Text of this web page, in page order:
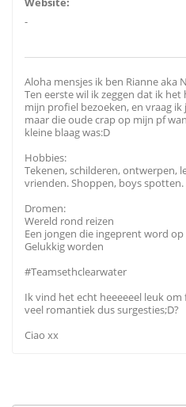
-
Aloha mensjes ik ben Rianne aka
Ten eerste wil ik zeggen dat ik
mijn profiel bezoeken, en vraag
maar die oude crap op mijn pf
kleine blaag was:D
Hobbies:
Tekenen, schilderen, ontwerpen,
vrienden. Shoppen, boys spotten.
Dromen:
Wereld rond reizen
Een jongen die ingeprent word
Gelukkig worden
#Teamsethclearwater
Ik vind het echt heeeeeel leuk
veel romantiek dus surgesties;D?
Ciao xx